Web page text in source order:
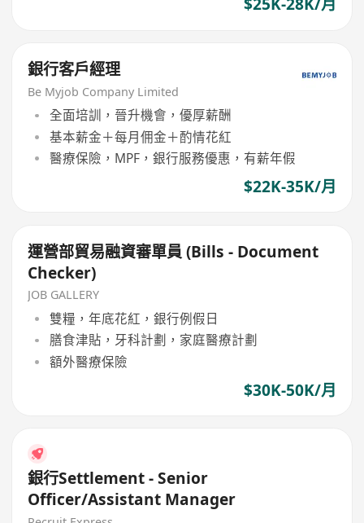
$25K-28K/月
銀行客戶經理
Be Myjob Company Limited
全面培訓，晉升機會，優厚薪酬
基本薪金＋每月佣金＋酌情花紅
醫療保險，MPF，銀行服務優惠，有薪年假
$22K-35K/月
運營部貿易融資審單員 (Bills - Document
Checker)
JOB GALLERY
雙糧，年底花紅，銀行例假日
膳食津貼，牙科計劃，家庭醫療計劃
額外醫療保險
$30K-50K/月
銀行Settlement - Senior
Officer/Assistant Manager